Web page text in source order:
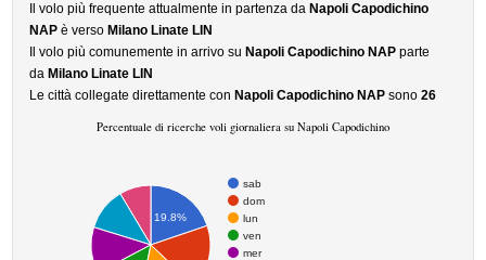
Il volo più frequente attualmente in partenza da Napoli Capodichino
NAP è verso Milano Linate LIN
Il volo più comunemente in arrivo su Napoli Capodichino NAP parte
da Milano Linate LIN
Le città collegate direttamente con Napoli Capodichino NAP sono26
Percentuale di ricerche voli giornaliera su Napoli Capodichino
sab
dom
lun
ven
mer
19.8%